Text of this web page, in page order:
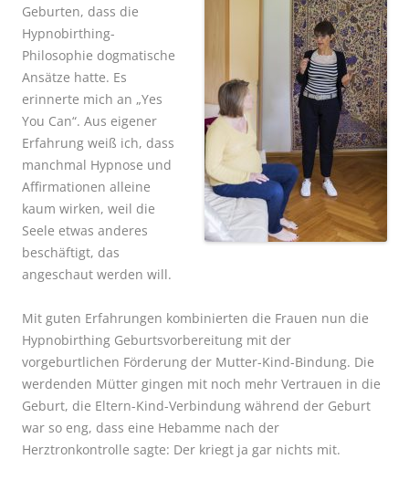
Geburten, dass die
Hypnobirthing-
Philosophie dogmatische
Ansätze hatte. Es
erinnerte mich an „Yes
You Can“. Aus eigener
Erfahrung weiß ich, dass
manchmal Hypnose und
Affirmationen alleine
kaum wirken, weil die
Seele etwas anderes
beschäftigt, das
angeschaut werden will.
Mit guten Erfahrungen kombinierten die Frauen nun die
Hypnobirthing Geburtsvorbereitung mit der
vorgeburtlichen Förderung der Mutter-Kind-Bindung. Die
werdenden Mütter gingen mit noch mehr Vertrauen in die
Geburt, die Eltern-Kind-Verbindung während der Geburt
war so eng, dass eine Hebamme nach der
Herztronkontrolle sagte: Der kriegt ja gar nichts mit.